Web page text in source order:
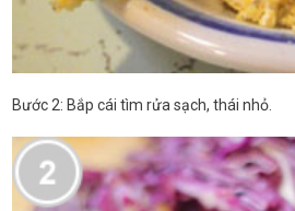
Bước 2: Bắp cái tìm rửa sạch, thái nhỏ.